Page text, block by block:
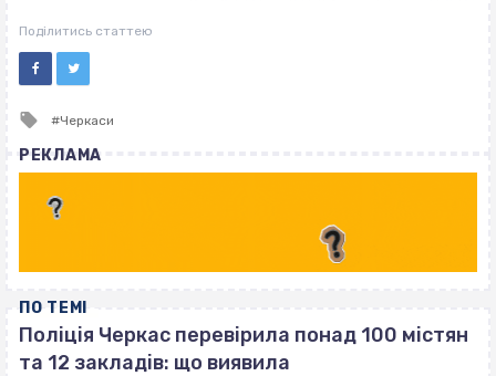
ВІСІМНАДЦЯТЬ ТРИ НУЛІ
Поділитись статтею
Tagged
Черкаси
РЕКЛАМА
ПО ТЕМІ
Поліція Черкас перевірила понад 100 містян
та 12 закладів: що виявила